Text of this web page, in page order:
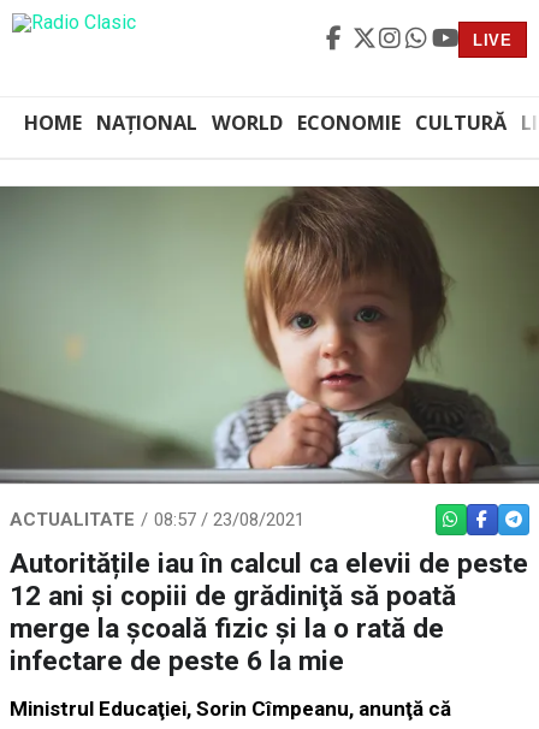
LIVE
HOME NAȚIONAL WORLD ECONOMIE CULTURĂ
ACTUALITATE 08:57 / 23/08/2021 WHATSAPP
Autoritățile iau în calcul ca elevii de peste
12 ani și copiii de grădiniţă să poată
merge la școală fizic și la o rată de
infectare de peste 6 la mie
Ministrul Educaţiei, Sorin Cîmpeanu, anunţă că